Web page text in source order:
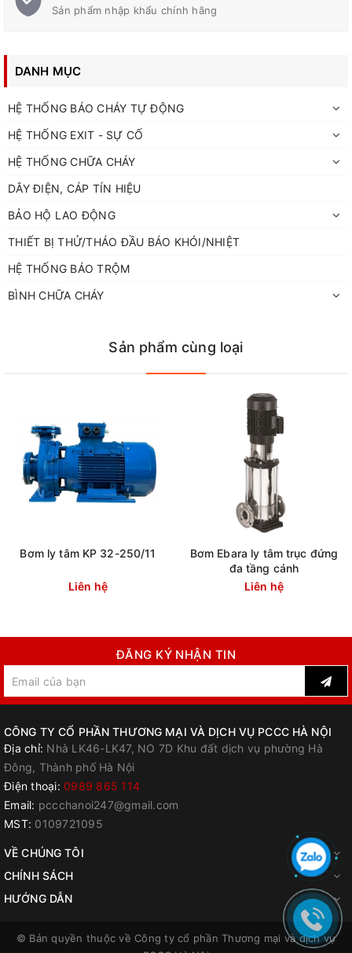
Sản phẩm nhập khẩu chính hãng
DANH MỤC
HỆ THỐNG BÁO CHÁY TỰ ĐỘNG
HỆ THỐNG EXIT - SỰ CỐ
HỆ THỐNG CHỮA CHÁY
DÂY ĐIỆN, CÁP TÍN HIỆU
BẢO HỘ LAO ĐỘNG
THIẾT BỊ THỬ/THÁO ĐẦU BÁO KHÓI/NHIỆT
HỆ THỐNG BÁO TRỘM
BÌNH CHỮA CHÁY
Sản phẩm cùng loại
Bơm ly tâm KP 32-250/11
Liên hệ
Bơm Ebara ly tâm trục đứng
đa tầng cánh
Liên hệ
ĐĂNG KÝ NHẬN TIN
CÔNG TY CỔ PHẦN THƯƠNG MẠI VÀ DỊCH VỤ PCCC HÀ NỘI
Địa chỉ: Nhà LK46-LK47, NO 7D Khu đất dịch vụ phường Hà
Đông, Thành phố Hà Nội
Điện thoại: 0989 865 114
Email: pccchanoi247@gmail.com
MST: 0109721095
VỀ CHÚNG TÔI
CHÍNH SÁCH
HƯỚNG DẪN
© Bản quyền thuộc về Công ty cổ phần Thương mại và dịch vụ